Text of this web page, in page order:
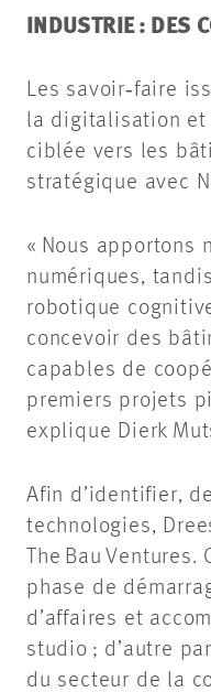
INDUSTRIE : DES
Les savoir‑faire
la digitalisation et
ciblée vers les
stratégique avec
« Nous apportons
numériques,
robotique
concevoir des
capables de
premiers projets
explique Dierk
Afin d’identifier,
technologies,
The Bau
phase de
d’affaires et
studio ; d’autre
du secteur de la